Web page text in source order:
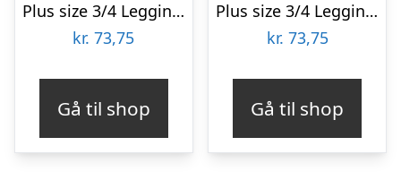
Plus size 3/4 Leggings i Lyserød – Amelie Crocus Festival96120
kr. 73,75
Gå til shop
Plus size 3/4 Leggings i Rust – Amelie Marsala Festival96120
kr. 73,75
Gå til shop